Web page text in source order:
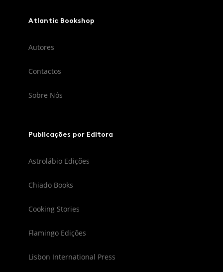
Atlantic Bookshop
Autores
Contactos
Sobre Nós
Publicações por Editora
Astrolábio Edições
Chiado Books
Cooking Stories
Flamingo Edições
Lisbon International Press